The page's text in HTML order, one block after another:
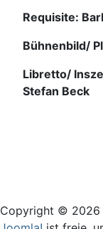
Requisite:
Bühnenbild/
Libretto/
Stefan Beck
Copyright © 2026